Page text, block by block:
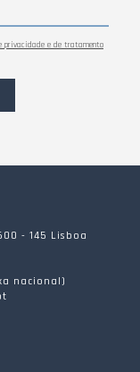
privacidade e de tratamento
- 145 Lisboa
nacional)